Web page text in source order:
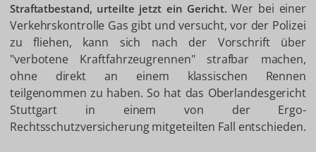
Straftatbestand, urteilte jetzt ein Gericht.Wer bei einer
Verkehrskontrolle Gas gibt und versucht, vor der Polizei
zu fliehen, kann sich nach der Vorschrift über
"verbotene Kraftfahrzeugrennen" strafbar machen,
ohne direkt an einem klassischen Rennen
teilgenommen zu haben. So hat das Oberlandesgericht
Stuttgart in einem von der Ergo-
Rechtsschutzversicherung mitgeteilten Fall entschieden.